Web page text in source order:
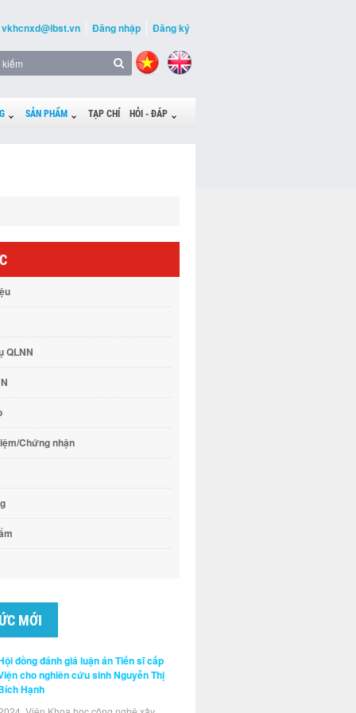
vkhcnxd@ibst.vn Đăng nhập Đăng ký
SẢN PHẨM TẠP CHÍ HỎI - ĐÁP
QLNN
Chứng nhận
MỚI
đồng đánh giá luận án Tiến sĩ cấp
cho nghiên cứu sinh Nguyễn Thị
Hạnh